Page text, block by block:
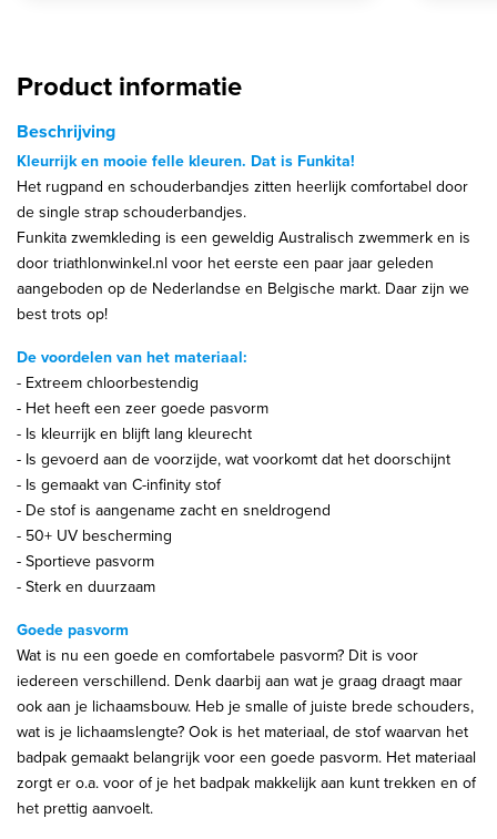
Product informatie
Beschrijving
Kleurrijk en mooie felle kleuren. Dat is Funkita!
Het rugpand en schouderbandjes zitten heerlijk comfortabel door
de single strap schouderbandjes.
Funkita zwemkleding is een geweldig Australisch zwemmerk en is
door triathlonwinkel.nl voor het eerste een paar jaar geleden
aangeboden op de Nederlandse en Belgische markt. Daar zijn we
best trots op!
De voordelen van het materiaal:
- Extreem chloorbestendig
- Het heeft een zeer goede pasvorm
- Is kleurrijk en blijft lang kleurecht
- Is gevoerd aan de voorzijde, wat voorkomt dat het doorschijnt
- Is gemaakt van C-infinity stof
- De stof is aangename zacht en sneldrogend
- 50+ UV bescherming
- Sportieve pasvorm
- Sterk en duurzaam
Goede pasvorm
Wat is nu een goede en comfortabele pasvorm? Dit is voor
iedereen verschillend. Denk daarbij aan wat je graag draagt maar
ook aan je lichaamsbouw. Heb je smalle of juiste brede schouders,
wat is je lichaamslengte? Ook is het materiaal, de stof waarvan het
badpak gemaakt belangrijk voor een goede pasvorm. Het materiaal
zorgt er o.a. voor of je het badpak makkelijk aan kunt trekken en of
het prettig aanvoelt.